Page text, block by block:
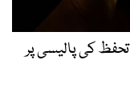
کی پالیسی پر